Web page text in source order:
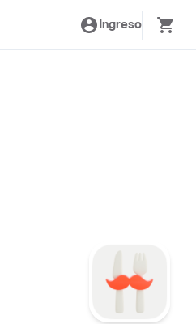
Ingreso